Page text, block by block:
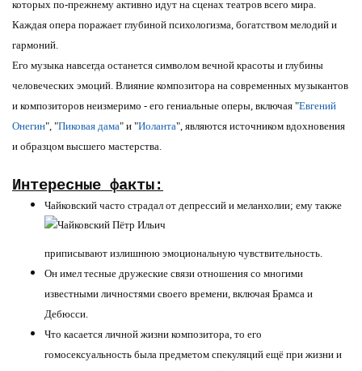
которых по-прежнему активно идут на сценах театров всего мира.
Каждая опера поражает глубиной психологизма, богатством мелодий и
гармоний.
Его музыка навсегда останется символом вечной красоты и глубины
человеческих эмоций. Влияние композитора на современных музыкантов
и композиторов неизмеримо - его гениальные оперы, включая "Евгений
Онегин", "Пиковая дама" и "Иоланта", являются источником вдохновения
и образцом высшего мастерства.
Интересные факты:
Чайковский часто страдал от депрессий и меланхолии; ему также
приписывают излишнюю эмоциональную чувствительность.
Он имел тесные дружеские связи отношения со многими
известными личностями своего времени, включая Брамса и
Дебюсси.
Что касается личной жизни композитора, то его
гомосексуальность была предметом спекуляций ещё при жизни и